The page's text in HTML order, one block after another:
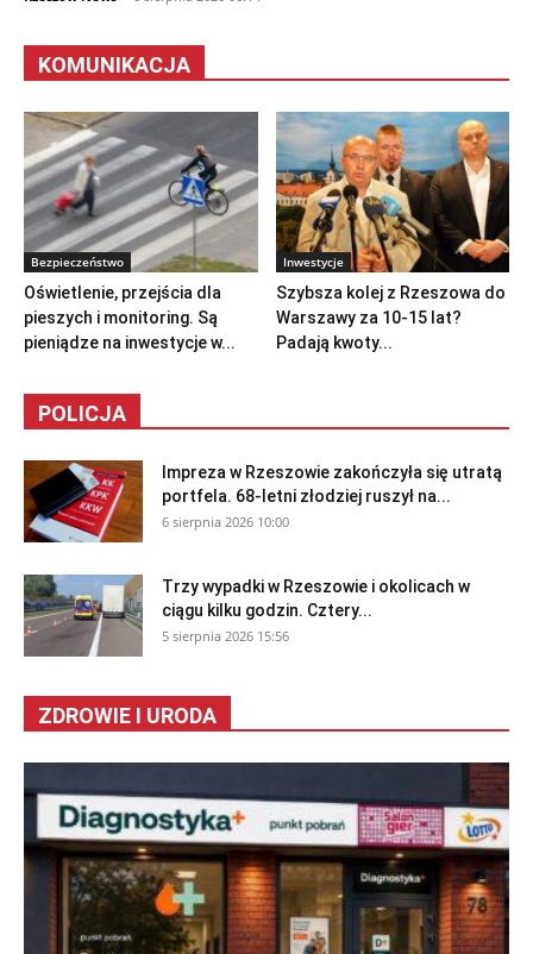
KOMUNIKACJA
Bezpieczeństwo
Oświetlenie, przejścia dla
pieszych i monitoring. Są
pieniądze na inwestycje w...
Inwestycje
Szybsza kolej z Rzeszowa do
Warszawy za 10-15 lat?
Padają kwoty...
POLICJA
Impreza w Rzeszowie zakończyła się utratą
portfela. 68-letni złodziej ruszył na...
6 sierpnia 2026 10:00
Trzy wypadki w Rzeszowie i okolicach w
ciągu kilku godzin. Cztery...
5 sierpnia 2026 15:56
ZDROWIE I URODA